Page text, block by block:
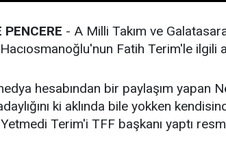
PENCERE - A Milli Takım ve
Hacıosmanoğlu'nun Fatih Terim'le ilgili
hesabından bir paylaşım yapan
ki aklında bile yokken
Yetmedi Terim'i TFF başkanı yaptı